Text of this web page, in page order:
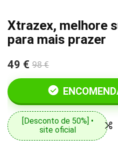
Xtrazex, melhore
para mais prazer
49 € 98 €
[Desconto de 50%] •
site oficial